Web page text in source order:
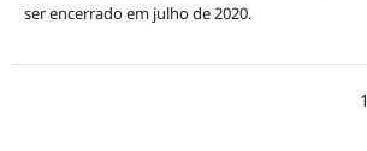
ser encerrado em julho de 2020.